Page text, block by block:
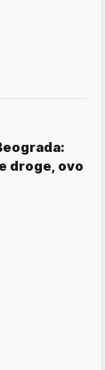
droge, ovo